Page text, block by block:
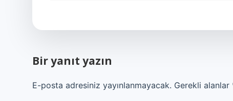
Bir yanıt yazın
E-posta adresiniz yayınlanmayacak. Gerekli alanlar